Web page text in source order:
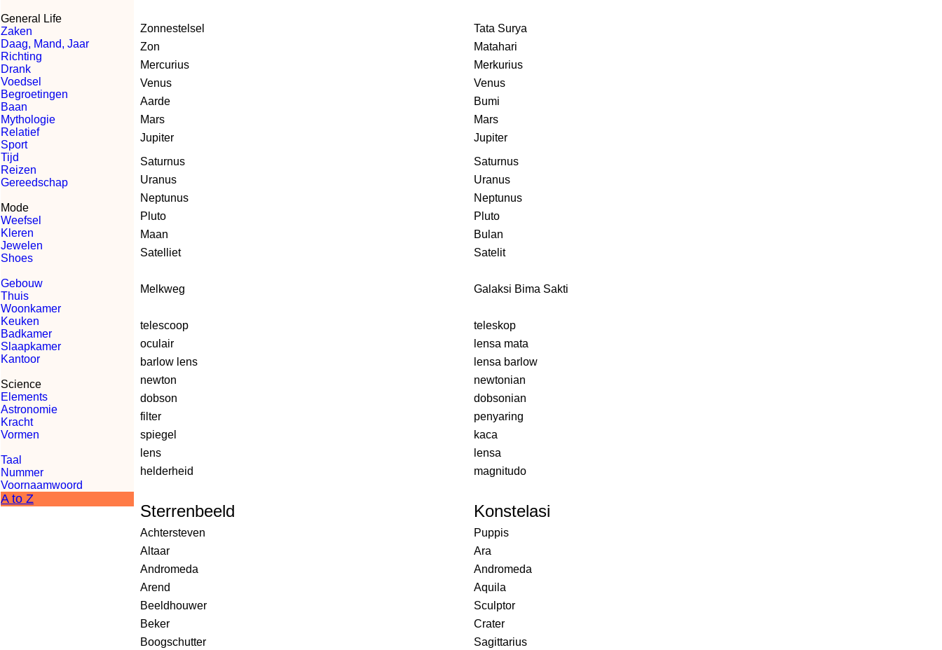
General Life
Zaken
Daag, Mand, Jaar
Richting
Drank
Voedsel
Begroetingen
Baan
Mythologie
Relatief
Sport
Tijd
Reizen
Gereedschap
Mode
Weefsel
Kleren
Jewelen
Shoes
Gebouw
Thuis
Woonkamer
Keuken
Badkamer
Slaapkamer
Kantoor
Science
Elements
Astronomie
Kracht
Vormen
Taal
Nummer
Voornaamwoord
A to Z
Zonnestelsel
Tata Surya
Zon
Matahari
Mercurius
Merkurius
Venus
Venus
Aarde
Bumi
Mars
Mars
Jupiter
Jupiter
Saturnus
Saturnus
Uranus
Uranus
Neptunus
Neptunus
Pluto
Pluto
Maan
Bulan
Satelliet
Satelit
Melkweg Galaksi Bima Sakti
telescoop
teleskop
oculair
lensa mata
barlow lens
lensa barlow
newton
newtonian
dobson
dobsonian
filter
penyaring
spiegel
kaca
lens
lensa
helderheid
magnitudo
Sterrenbeeld Konstelasi
Achtersteven
Puppis
Altaar
Ara
Andromeda
Andromeda
Arend
Aquila
Beeldhouwer
Sculptor
Beker
Crater
Boogschutter
Sagittarius